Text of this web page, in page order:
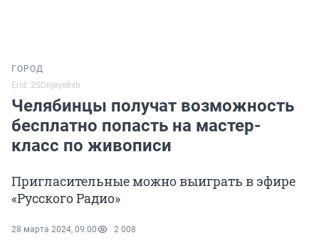
ГОРОД
Erid: 2SDnjeye8xh
Челябинцы получат возможность
бесплатно попасть на мастер-
класс по живописи
Пригласительные можно выиграть в эфире
«Русского Радио»
28 марта 2024, 09:00 2 008